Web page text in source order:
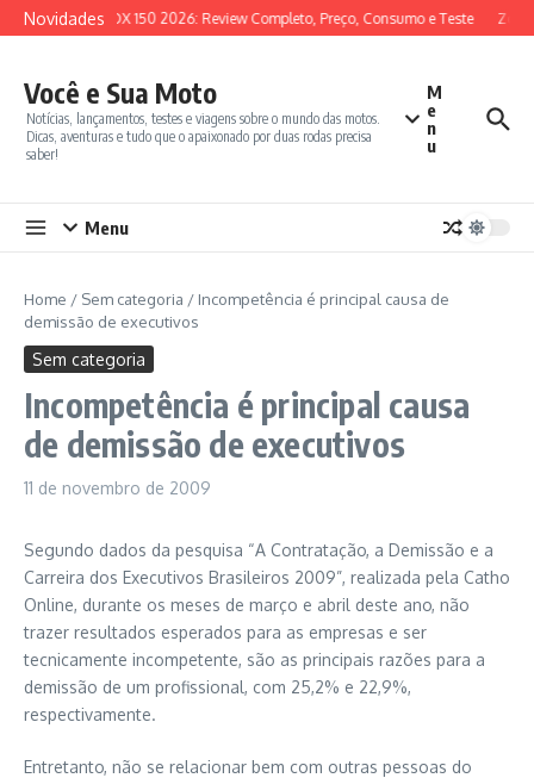
Ir para o conteúdo
NovidadesSYM ADX 150 2026: Review Completo, Preço, Consumo e Teste
Você e Sua Moto
Notícias, lançamentos, testes e viagens sobre o mundo das motos.
Dicas, aventuras e tudo que o apaixonado por duas rodas precisa
saber!
M
e
n
u
Menu
Home / Sem categoria / Incompetência é principal causa de
demissão de executivos
Sem categoria
Incompetência é principal causa
de demissão de executivos
11 de novembro de 2009
Segundo dados da pesquisa “A Contratação, a Demissão e a
Carreira dos Executivos Brasileiros 2009”, realizada pela Catho
Online, durante os meses de março e abril deste ano, não
trazer resultados esperados para as empresas e ser
tecnicamente incompetente, são as principais razões para a
demissão de um profissional, com 25,2% e 22,9%,
respectivamente.
Entretanto, não se relacionar bem com outras pessoas do